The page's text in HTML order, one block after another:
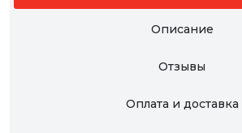
Описание
Отзывы
Оплата и доставка